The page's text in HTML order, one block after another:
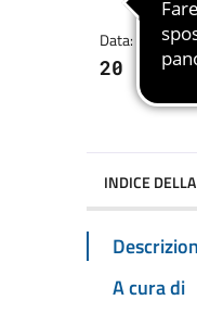
Data:
20
INDICE
A cura di